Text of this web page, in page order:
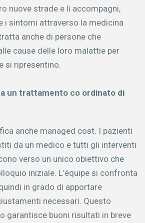
nuove strade e li accompagni,
i sintomi attraverso la medicina
anche di persone che
cause delle loro malattie per
si ripresentino.
un trattamento co­ ordinato di
anche managed cost. I pazienti
da un medico e tutti gli interventi
verso un unico obiettivo che
iniziale. L’équipe si confronta
in grado di apportare
necessari. Questo
garantisce buoni risultati in breve